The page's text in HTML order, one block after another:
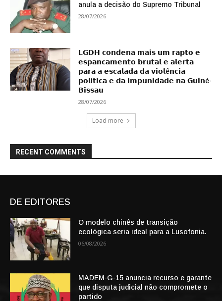
anula a decisão do Supremo Tribunal
28/07/2026
𝗟𝗚𝗗𝗛 𝗰𝗼𝗻𝗱𝗲𝗻𝗮 𝗺𝗮𝗶𝘀 𝘂𝗺 𝗿𝗮𝗽𝘁𝗼 𝗲
𝗲𝘀𝗽𝗮𝗻𝗰𝗮𝗺𝗲𝗻𝘁𝗼 𝗯𝗿𝘂𝘁𝗮𝗹 𝗲 𝗮𝗹𝗲𝗿𝘁𝗮
𝗽𝗮𝗿𝗮 𝗮 𝗲𝘀𝗰𝗮𝗹𝗮𝗱𝗮 𝗱𝗮 𝘃𝗶𝗼𝗹ê𝗻𝗰𝗶𝗮
𝗽𝗼𝗹í𝘁𝗶𝗰𝗮 𝗲 𝗱𝗮 𝗶𝗺𝗽𝘂𝗻𝗶𝗱𝗮𝗱𝗲 𝗻𝗮 𝗚𝘂𝗶𝗻é-
𝗕𝗶𝘀𝘀𝗮𝘂
28/07/2026
Load more
RECENT COMMENTS
DE EDITORES
O modelo chinês de transição
ecológica seria ideal para a Lusofonia.
06/08/2026
MADEM-G-15 anuncia recurso e garante
que disputa judicial não compromete o
partido